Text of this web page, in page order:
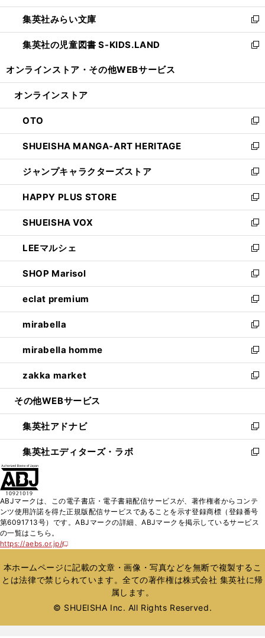
開
く
ウ
で
開
く
ン
ド
ウ
で
ウ
ィ
ン
ド
開
集英社みらい文庫
新
し
い
ン
ウ
で
開
く
集英社の児童図書 S-KIDS.LAND
新
ウ
ン
ド
ウ
で
開
く
オンラインストア・ その他WEBサービス
オンラインストア
OTO
新
し
い
ウ
ィ
ン
ド
ウ
で
開
く
SHUEISHA MANGA-ART HERITAGE
新
し
い
ウ
ィ
ン
ド
ウ
で
開
く
ジャンプキャラクターズストア
新
し
い
ウ
ィ
ン
ド
ウ
で
開
く
HAPPY PLUS STORE
新
し
い
ウ
ィ
ン
ド
ウ
で
開
く
SHUEISHA VOX
新
し
い
ウ
ィ
ン
ド
ウ
で
開
く
LEEマルシェ
新
し
い
ウ
ィ
ン
ド
ウ
で
開
く
SHOP Marisol
新
し
い
ウ
ィ
ン
ド
ウ
で
開
eclat premium
新
し
い
ウ
ィ
ン
ド
ウ
開
く
mirabella
新
し
い
ウ
ィ
ン
ウ
で
開
く
mirabella homme
新
し
い
ウ
ン
ド
ウ
で
zakka market
新
し
ウ
ィ
ン
ド
く
その他WEBサービス
集英社アドナビ
新
し
い
ド
ウ
で
集英社エディターズ・ラボ
新
ィ
ン
ド
開
く
ABJマークは、この電子書店・電子書籍配信サービスが、著作権者からコンテ
ンツ使用許諾を得た正規版配信サービスであることを示す登録商標（登録番号
第6091713号）です。ABJマークの詳細、ABJマークを掲示しているサービス
の一覧はこちら。
https://aebs.or.jp/
新
い
ウ
ィ
ウ
本ホームページに記載の文章・画像・写真などを無断で複製するこ
とは法律で禁じられています。全ての著作権は株式会社 集英社に帰
属します。
© SHUEISHA Inc. All Rights Reserved.